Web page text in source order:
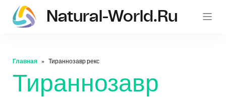
Natural-World.ru
Главная Тираннозавр рекс
Тираннозавр